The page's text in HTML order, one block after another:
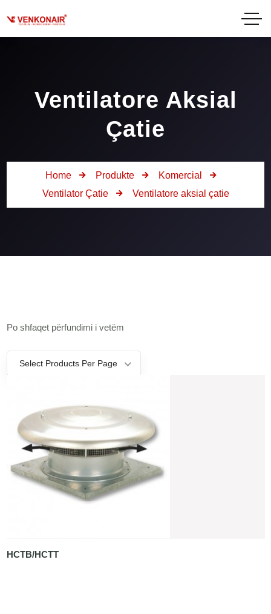
Ventilatore Aksial
Çatie
Home Produkte
Komercial
Ventilator Çatie
Ventilatore aksial çatie
Po shfaqet përfundimi i vetëm
Select Products Per Page
HCTB/HCTT